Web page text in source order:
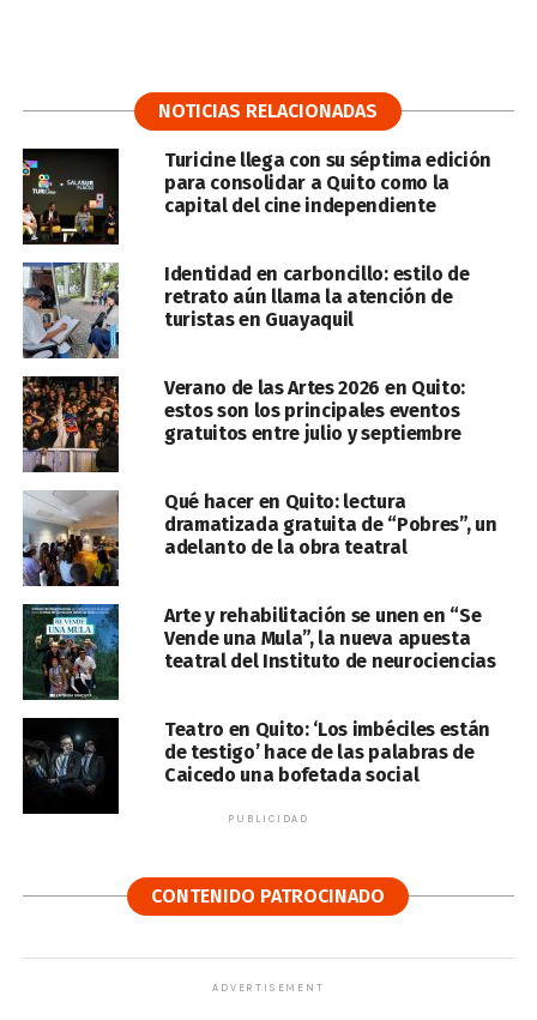
NOTICIAS RELACIONADAS
Turicine llega con su séptima edición
para consolidar a Quito como la
capital del cine independiente
Identidad en carboncillo: estilo de
retrato aún llama la atención de
turistas en Guayaquil
Verano de las Artes 2026 en Quito:
estos son los principales eventos
gratuitos entre julio y septiembre
Qué hacer en Quito: lectura
dramatizada gratuita de “Pobres”, un
adelanto de la obra teatral
Arte y rehabilitación se unen en “Se
Vende una Mula”, la nueva apuesta
teatral del Instituto de neurociencias
Teatro en Quito: ‘Los imbéciles están
de testigo’ hace de las palabras de
Caicedo una bofetada social
PUBLICIDAD
CONTENIDO PATROCINADO
ADVERTISEMENT